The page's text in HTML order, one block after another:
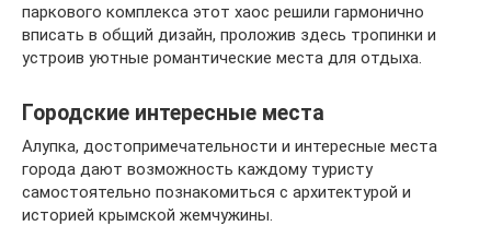
паркового комплекса этот хаос решили гармонично
вписать в общий дизайн, проложив здесь тропинки и
устроив уютные романтические места для отдыха.
Городские интересные места
Алупка, достопримечательности и интересные места
города дают возможность каждому туристу
самостоятельно познакомиться с архитектурой и
историей крымской жемчужины.